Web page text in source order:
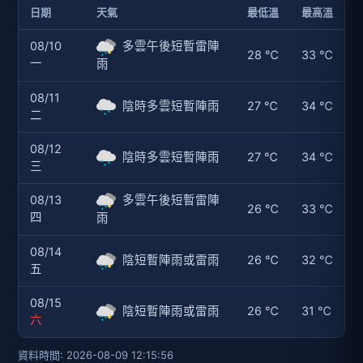
日期 天氣 最低溫 最高溫
08/10
一
多雲午後短暫雷陣
雨
28 ℃ 33 ℃
08/11
二
陰時多雲短暫陣雨 27 ℃ 34 ℃
08/12
三
陰時多雲短暫陣雨 27 ℃ 34 ℃
08/13
四
多雲午後短暫雷陣
雨
26 ℃ 33 ℃
08/14
五
陰短暫陣雨或雷雨 26 ℃ 32 ℃
08/15
六
陰短暫陣雨或雷雨 26 ℃ 31 ℃
資料時間: 2026-08-09 12:15:56